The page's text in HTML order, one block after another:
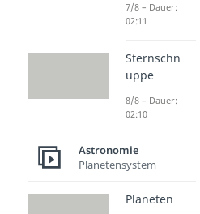
Sternbild
7/8 – Dauer:
02:11
Sternschn
uppe
8/8 – Dauer:
02:10
Astronomie
Planetensystem
Planeten